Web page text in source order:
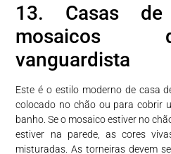
13. Casas
mosaicos
vanguardista
Este é o estilo moderno de casa
colocado no chão ou para cobrir
banho. Se o mosaico estiver no
estiver na parede, as cores
misturadas. As torneiras devem